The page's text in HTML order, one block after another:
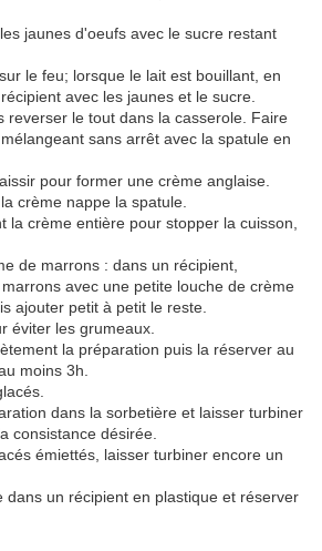
jaunes d'oeufs avec le sucre restant
le feu; lorsque le lait est bouillant, en
avec les jaunes et le sucre.
reverser le tout dans la casserole. Faire
sans arrêt avec la spatule en
pour former une crème anglaise.
crème nappe la spatule.
la crème entière pour stopper la cuisson,
de marrons : dans un récipient,
avec une petite louche de crème
ajouter petit à petit le reste.
éviter les grumeaux.
la préparation puis la réserver au
moins 3h.
dans la sorbetière et laisser turbiner
consistance désirée.
émiettés, laisser turbiner encore un
dans un récipient en plastique et réserver